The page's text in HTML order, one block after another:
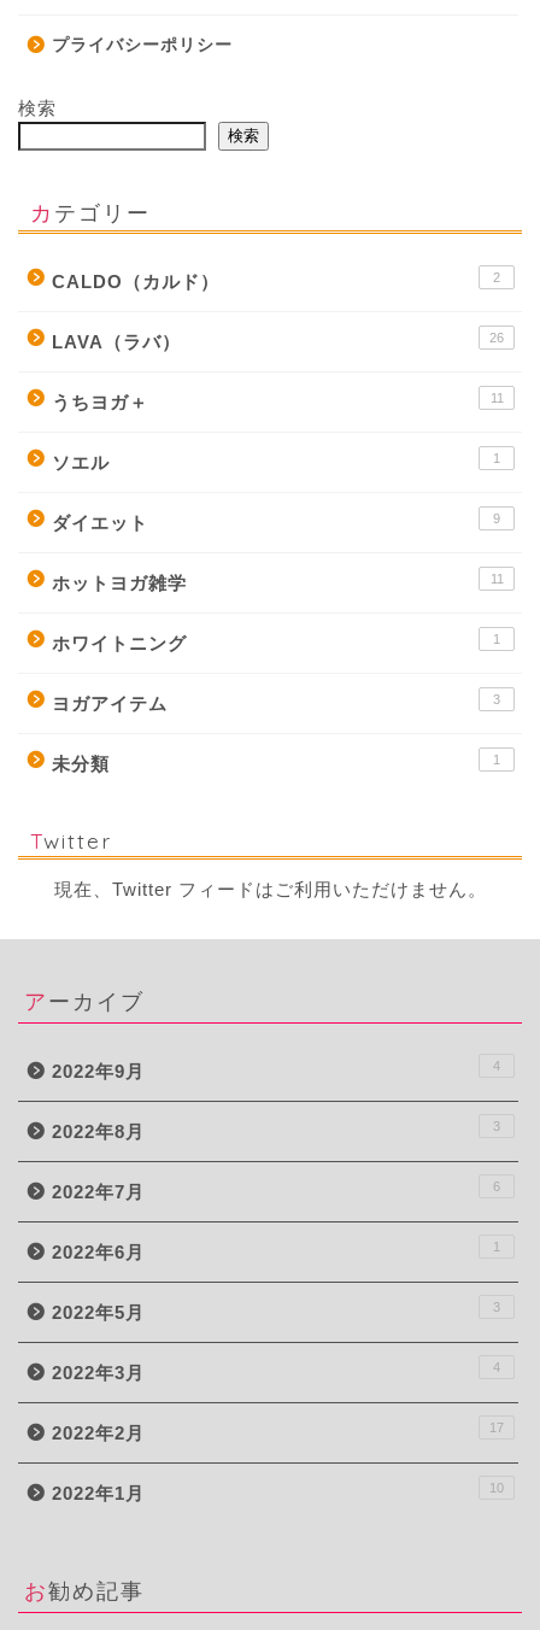
プライバシーポリシー
検索
検索
カテゴリー
CALDO（カルド） 2
LAVA（ラバ） 26
うちヨガ＋ 11
ソエル 1
ダイエット 9
ホットヨガ雑学 11
ホワイトニング 1
ヨガアイテム 3
未分類 1
Twitter
現在、Twitter フィードはご利用いただけません。
アーカイブ
2022年9月 4
2022年8月 3
2022年7月 6
2022年6月 1
2022年5月 3
2022年3月 4
2022年2月 17
2022年1月 10
お勧め記事